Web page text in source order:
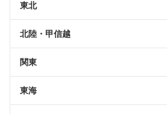
東北
北陸・甲信越
関東
東海